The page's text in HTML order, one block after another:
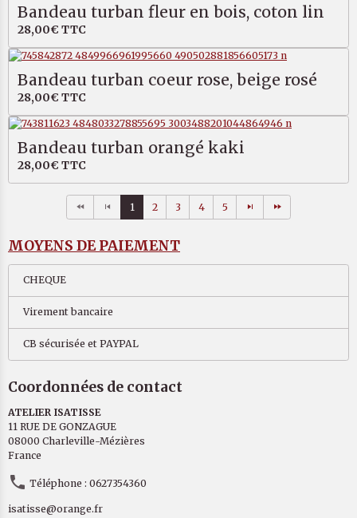
Bandeau turban fleur en bois, coton lin
28,00€ TTC
Bandeau turban coeur rose, beige rosé
28,00€ TTC
Bandeau turban orangé kaki
28,00€ TTC
1 2 3 4 5
MOYENS DE PAIEMENT
CHEQUE
Virement bancaire
CB sécurisée et PAYPAL
Coordonnées de contact
ATELIER ISATISSE
11 RUE DE GONZAGUE
08000 Charleville-Mézières
France
Téléphone : 0627354360
isatisse@orange.fr